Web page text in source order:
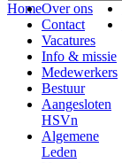
HomeOver ons
Contact
Vacatures
Info & missie
Medewerkers
Bestuur
Aangesloten
HSVn
Algemene
Leden